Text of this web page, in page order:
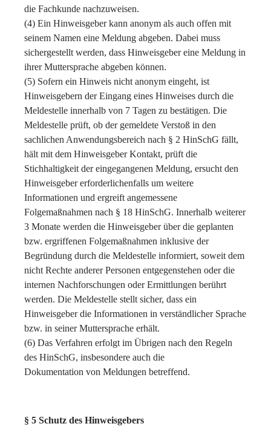
die Fachkunde nachzuweisen.
(4) Ein Hinweisgeber kann anonym als auch offen mit
seinem Namen eine Meldung abgeben. Dabei muss
sichergestellt werden, dass Hinweisgeber eine Meldung in
ihrer Muttersprache abgeben können.
(5) Sofern ein Hinweis nicht anonym eingeht, ist
Hinweisgebern der Eingang eines Hinweises durch die
Meldestelle innerhalb von 7 Tagen zu bestätigen. Die
Meldestelle prüft, ob der gemeldete Verstoß in den
sachlichen Anwendungsbereich nach § 2 HinSchG fällt,
hält mit dem Hinweisgeber Kontakt, prüft die
Stichhaltigkeit der eingegangenen Meldung, ersucht den
Hinweisgeber erforderlichenfalls um weitere
Informationen und ergreift angemessene
Folgemaßnahmen nach § 18 HinSchG. Innerhalb weiterer
3 Monate werden die Hinweisgeber über die geplanten
bzw. ergriffenen Folgemaßnahmen inklusive der
Begründung durch die Meldestelle informiert, soweit dem
nicht Rechte anderer Personen entgegenstehen oder die
internen Nachforschungen oder Ermittlungen berührt
werden. Die Meldestelle stellt sicher, dass ein
Hinweisgeber die Informationen in verständlicher Sprache
bzw. in seiner Muttersprache erhält.
(6) Das Verfahren erfolgt im Übrigen nach den Regeln
des HinSchG, insbesondere auch die
Dokumentation von Meldungen betreffend.
§ 5 Schutz des Hinweisgebers